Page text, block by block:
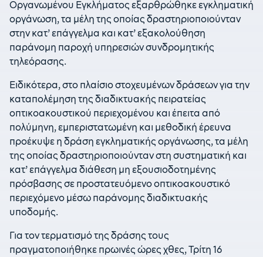
Οργανωμένου Εγκλήματος εξαρθρώθηκε εγκληματική
οργάνωση, τα μέλη της οποίας δραστηριοποιούνταν
στην κατ’ επάγγελμα και κατ’ εξακολούθηση
παράνομη παροχή υπηρεσιών συνδρομητικής
τηλεόρασης.
Ειδικότερα, στο πλαίσιο στοχευμένων δράσεων για την
καταπολέμηση της διαδικτυακής πειρατείας
οπτικοακουστικού περιεχομένου και έπειτα από
πολύμηνη, εμπεριστατωμένη και μεθοδική έρευνα
προέκυψε η δράση εγκληματικής οργάνωσης, τα μέλη
της οποίας δραστηριοποιούνταν στη συστηματική και
κατ’ επάγγελμα διάθεση μη εξουσιοδοτημένης
πρόσβασης σε προστατευόμενο οπτικοακουστικό
περιεχόμενο μέσω παράνομης διαδικτυακής
υποδομής.
Για τον τερματισμό της δράσης τους
πραγματοποιήθηκε πρωινές ώρες χθες, Τρίτη 16